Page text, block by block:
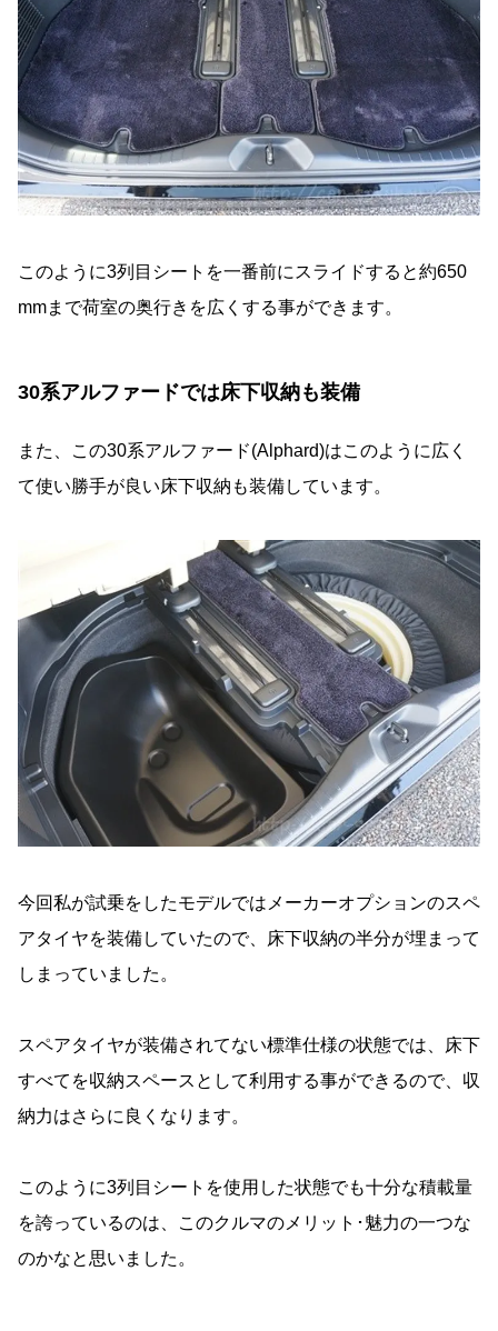
このように3列目シートを一番前にスライドすると約650
mmまで荷室の奥行きを広くする事ができます。
30系アルファードでは床下収納も装備
また、この30系アルファード(Alphard)はこのように広く
て使い勝手が良い床下収納も装備しています。
今回私が試乗をしたモデルではメーカーオプションのスペ
アタイヤを装備していたので、床下収納の半分が埋まって
しまっていました。
スペアタイヤが装備されてない標準仕様の状態では、床下
すべてを収納スペースとして利用する事ができるので、収
納力はさらに良くなります。
このように3列目シートを使用した状態でも十分な積載量
を誇っているのは、このクルマのメリット･魅力の一つな
のかなと思いました。